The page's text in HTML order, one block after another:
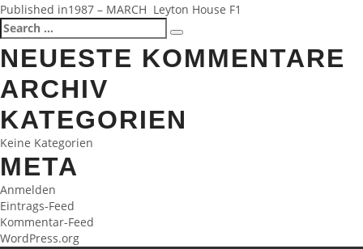
BEITRAGSNAVIGATION
Published in1987 – MARCH Leyton House F1
Search
for:
Search
NEUESTE KOMMENTARE
ARCHIV
KATEGORIEN
Keine Kategorien
META
Anmelden
Eintrags-Feed
Kommentar-Feed
WordPress.org